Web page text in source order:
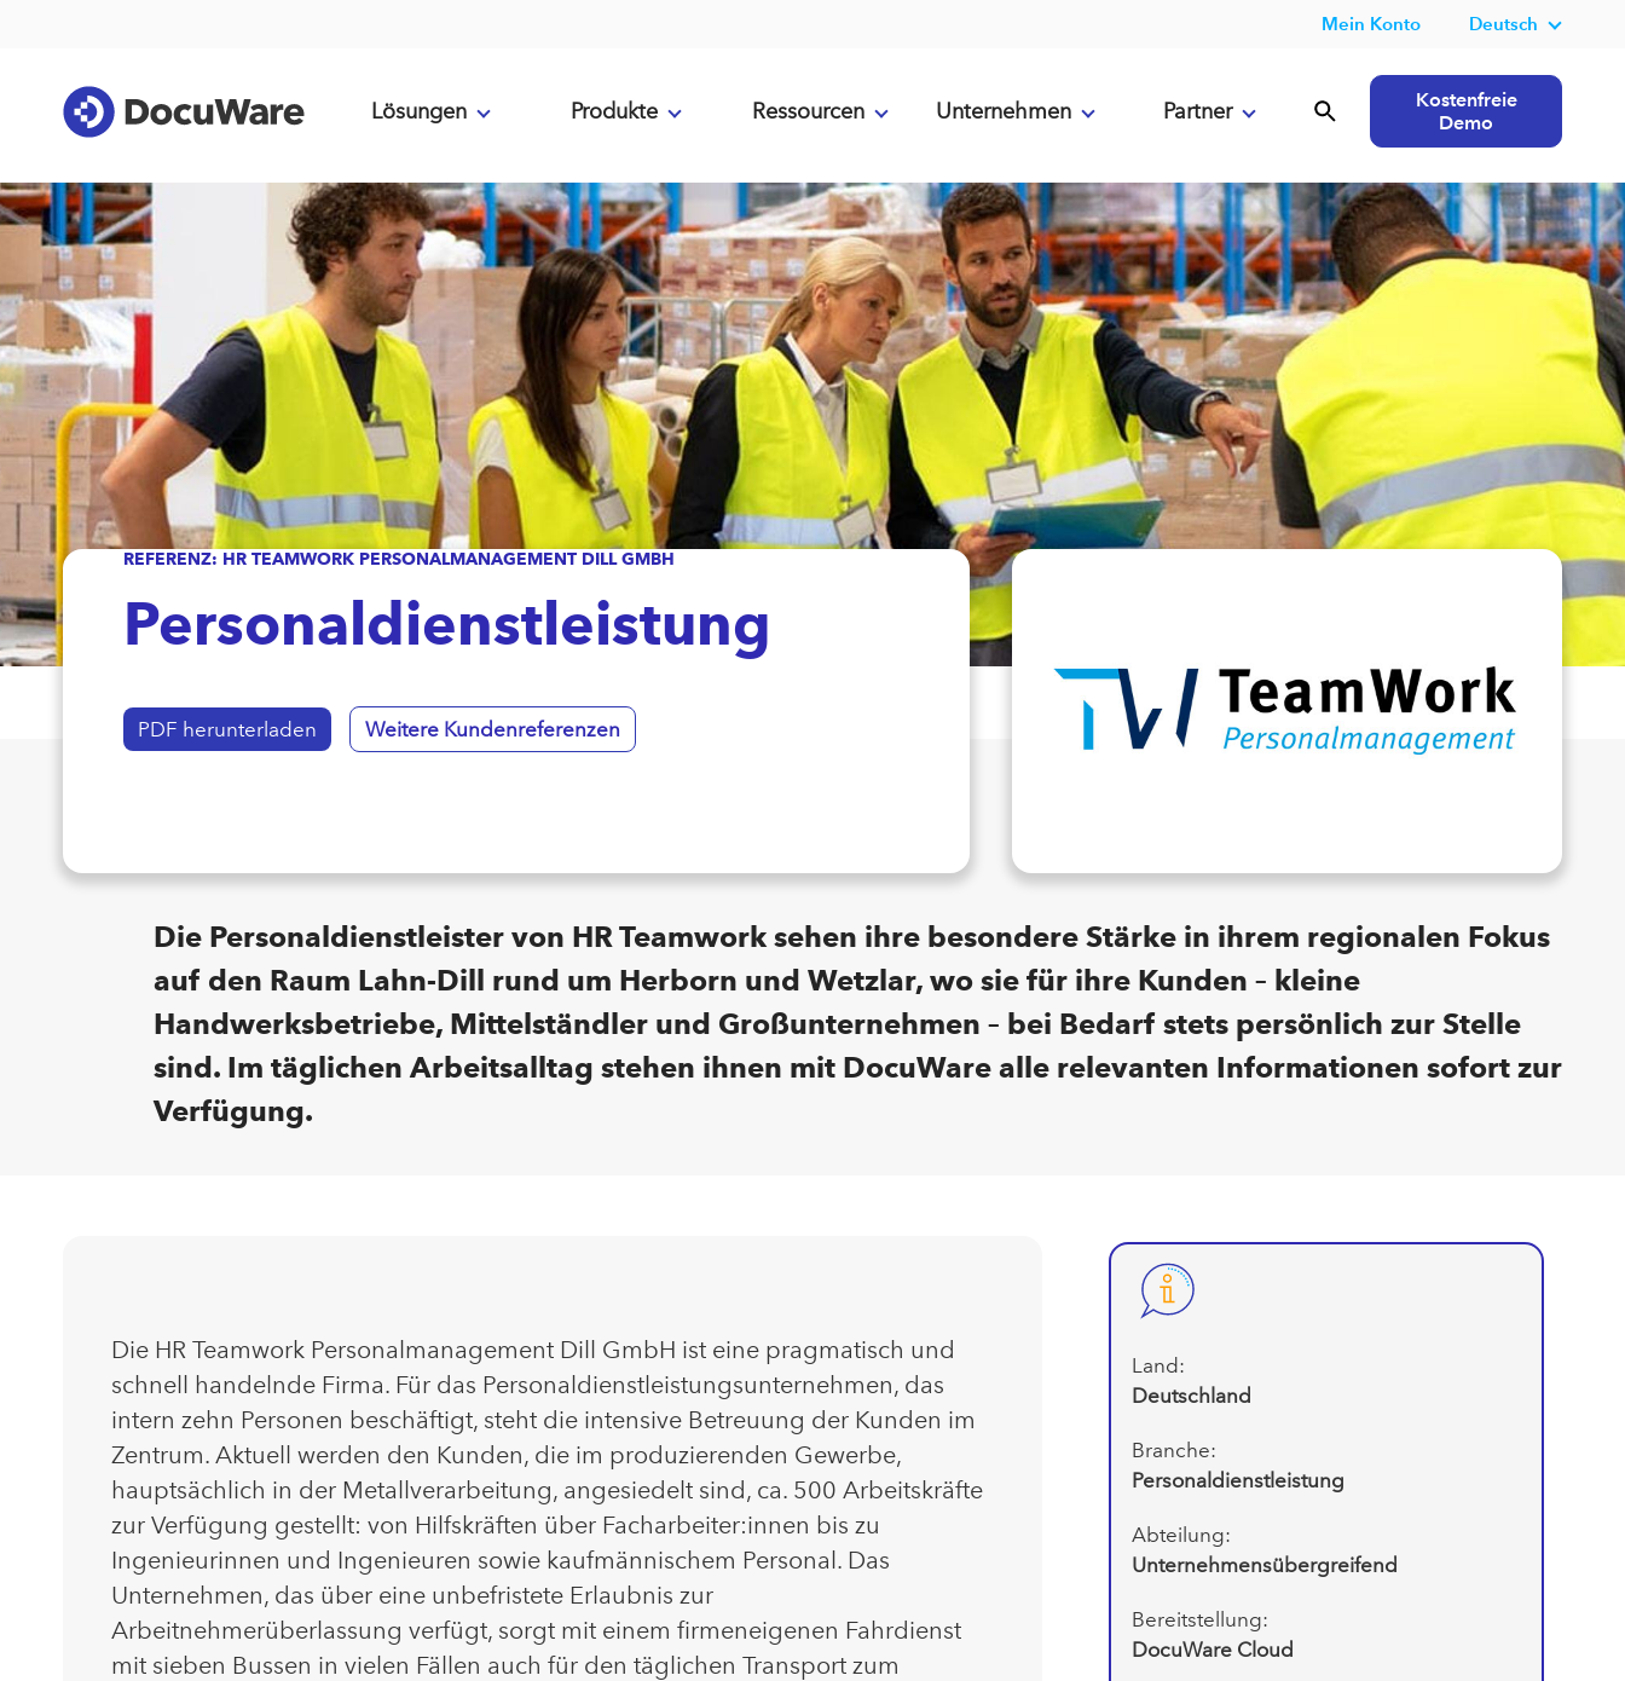
Mein Konto Deutsch
Lösungen Produkte Ressourcen Unternehmen Partner
Kostenfreie
Demo
REFERENZ: HR TEAMWORK PERSONALMANAGEMENT DILL GMBH
Personaldienstleistung
PDF herunterladen Weitere Kundenreferenzen
Die Personaldienstleister von HR Teamwork sehen ihre besondere Stärke in ihrem regionalen Fokus
auf den Raum Lahn-Dill rund um Herborn und Wetzlar, wo sie für ihre Kunden – kleine
Handwerksbetriebe, Mittelständler und Großunternehmen – bei Bedarf stets persönlich zur Stelle
sind. Im täglichen Arbeitsalltag stehen ihnen mit DocuWare alle relevanten Informationen sofort zur
Verfügung.
Die HR Teamwork Personalmanagement Dill GmbH ist eine pragmatisch und
schnell handelnde Firma. Für das Personaldienstleistungsunternehmen, das
intern zehn Personen beschäftigt, steht die intensive Betreuung der Kunden im
Zentrum. Aktuell werden den Kunden, die im produzierenden Gewerbe,
hauptsächlich in der Metallverarbeitung, angesiedelt sind, ca. 500 Arbeitskräfte
zur Verfügung gestellt: von Hilfskräften über Facharbeiter:innen bis zu
Ingenieurinnen und Ingenieuren sowie kaufmännischem Personal. Das
Unternehmen, das über eine unbefristete Erlaubnis zur
Arbeitnehmerüberlassung verfügt, sorgt mit einem firmeneigenen Fahrdienst
mit sieben Bussen in vielen Fällen auch für den täglichen Transport zum
Land:
Deutschland
Branche:
Personaldienstleistung
Abteilung:
Unternehmensübergreifend
Bereitstellung:
DocuWare Cloud